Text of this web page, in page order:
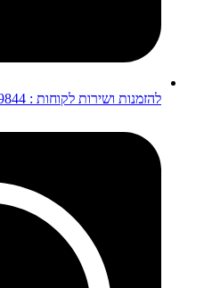
להזמנות ושירות לקוחות : 9844*